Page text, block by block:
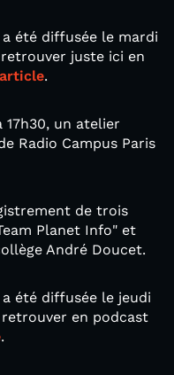
été diffusée le mardi
juste ici en
.
17h30, un atelier
Radio Campus Paris
de trois
Planet Info" et
André Doucet.
été diffusée le jeudi
retrouver en podcast
.